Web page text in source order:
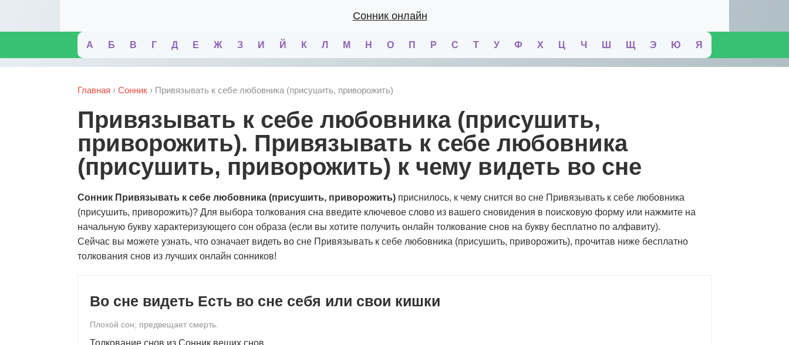
Сонник онлайн
А Б В Г Д Е Ж З И Й К Л М Н О П Р С Т У Ф Х Ц Ч Ш Щ Э Ю Я
Главная › Сонник › Привязывать к себе любовника (присушить, приворожить)
Привязывать к себе любовника (присушить,
приворожить). Привязывать к себе любовника
(присушить, приворожить) к чему видеть во сне
Сонник Привязывать к себе любовника (присушить, приворожить) приснилось, к чему снится во сне Привязывать к себе любовника
(присушить, приворожить)? Для выбора толкования сна введите ключевое слово из вашего сновидения в поисковую форму или нажмите на
начальную букву характеризующего сон образа (если вы хотите получить онлайн толкование снов на букву бесплатно по алфавиту).
Сейчас вы можете узнать, что означает видеть во сне Привязывать к себе любовника (присушить, приворожить), прочитав ниже бесплатно
толкования снов из лучших онлайн сонников!
Во сне видеть Есть во сне себя или свои кишки
Плохой сон; предвещает смерть.